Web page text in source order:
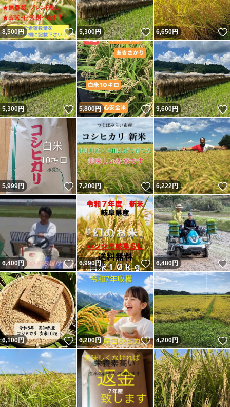
8,500円 いいね！
5,300円 いいね！
6,650円
5,300円 いいね！
5,800円 いいね！
9,600円
5,999円 いいね！
7,200円 いいね！
6,222円
6,400円 いいね！
6,990円 いいね！
6,480円
6,100円 いいね！
6,200円 いいね！
4,200円